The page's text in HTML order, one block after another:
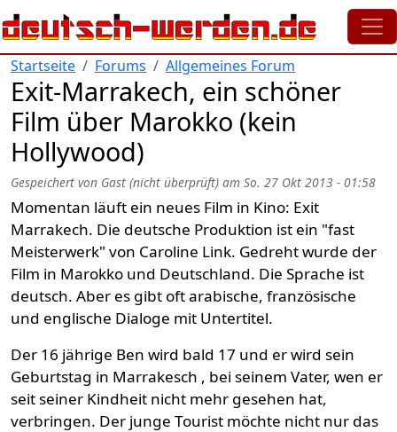
Direkt zum Inhalt
Startseite Forums Allgemeines Forum
Exit-Marrakech, ein schöner
Film über Marokko (kein
Hollywood)
Gespeichert von Gast (nicht überprüft) am So. 27 Okt 2013 - 01:58
Momentan läuft ein neues Film in Kino: Exit
Marrakech. Die deutsche Produktion ist ein "fast
Meisterwerk" von Caroline Link. Gedreht wurde der
Film in Marokko und Deutschland. Die Sprache ist
deutsch. Aber es gibt oft arabische, französische
und englische Dialoge mit Untertitel.
Der 16 jährige Ben wird bald 17 und er wird sein
Geburtstag in Marrakesch , bei seinem Vater, wen er
seit seiner Kindheit nicht mehr gesehen hat,
verbringen. Der junge Tourist möchte nicht nur das